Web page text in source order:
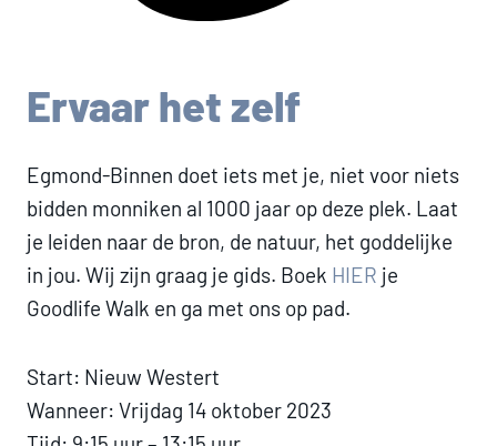
Ervaar het zelf
Egmond-Binnen doet iets met je, niet voor niets
bidden monniken al 1000 jaar op deze plek. Laat
je leiden naar de bron, de natuur, het goddelijke
in jou. Wij zijn graag je gids. Boek HIER je
Goodlife Walk en ga met ons op pad.
Start: Nieuw Westert
Wanneer: Vrijdag 14 oktober 2023